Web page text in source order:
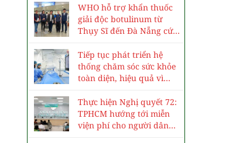
WHO hỗ trợ khẩn thuốc
giải độc botulinum từ
Thụy Sĩ đến Đà Nẵng cứu
Tiếp tục phát triển hệ
thống chăm sóc sức khỏe
toàn diện, hiệu quả vì
Thực hiện Nghị quyết 72:
TPHCM hướng tới miễn
viện phí cho người dân